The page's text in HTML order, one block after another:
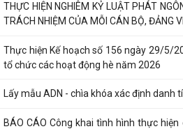
THỰC HIỆN NGHIÊM KỶ LUẬT PHÁT
TRÁCH NHIỆM CỦA MỖI CÁN BỘ, ĐẢNG
Thực hiện Kế hoạch số 156 ngày 29/5/
tổ chức các hoạt động hè năm 2026
Lấy mẫu ADN - chìa khóa xác định danh
BÁO CÁO Công khai tình hình thực